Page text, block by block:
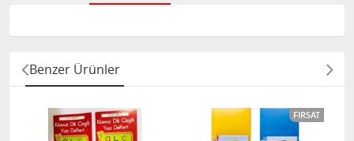
Benzer Ürünler
FIRSAT